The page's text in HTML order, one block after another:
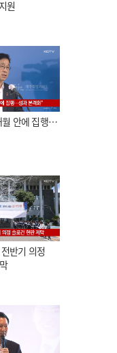
원
안에 집행…
반기 의정